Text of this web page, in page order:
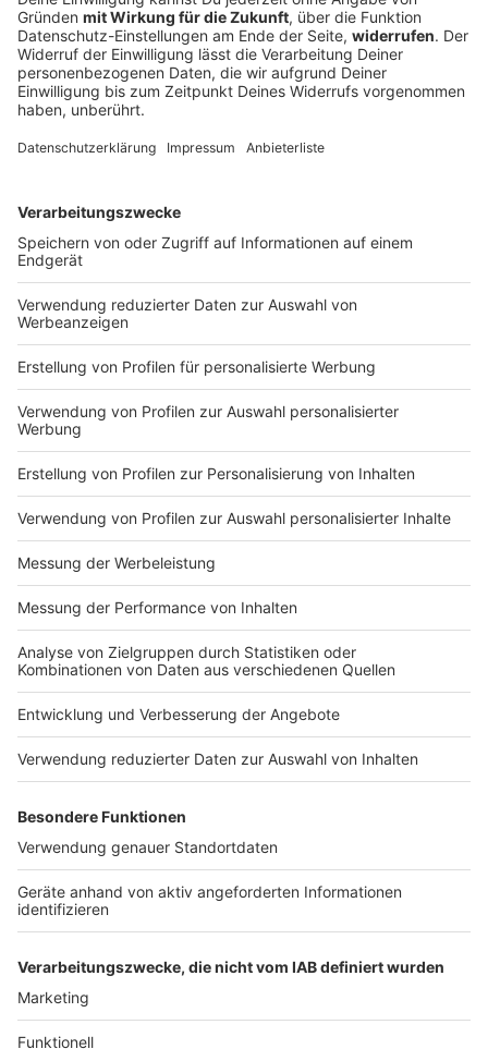
Autofahrer rast der Polizei davon - bis an
einen Baum
riskanten Überholmanövern flüchtet ein 24-Jähriger
Baum. Die Ermittler bitten Zeugen um Hinweise.
DEINE GEMERKTEN ARTIKEL
Du hast dir noch keine Artikel gemerkt
Impressum
Nutzungsbedingungen
Jobs
Presse
Werben
Archiv
ANTENNE BAYERN GROUP
Stiftung ANTENNE BAYERN
hilft
Teilnahmebedingungen
Grounding Page ANTENNE
Kontakt
Studio-Hotline
Verkehrs-Hotline
Newsletter